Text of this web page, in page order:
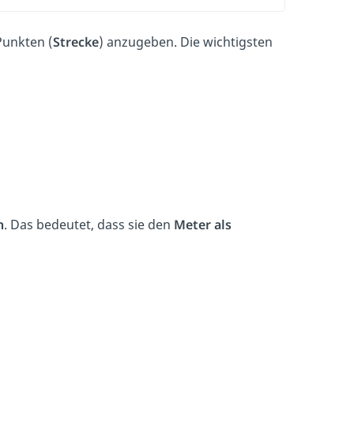
(Strecke) anzugeben. Die wichtigsten
. Das bedeutet, dass sie den Meter als